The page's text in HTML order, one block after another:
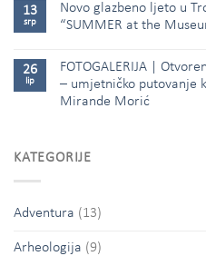
13
srp
Novo glazbeno ljeto u
“SUMMER at the
26
lip
FOTOGALERIJA |
– umjetničko putovanje
Mirande Morić
KATEGORIJE
Adventura (13)
Arheologija (9)